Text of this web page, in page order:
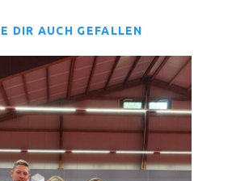
DIR AUCH GEFALLEN